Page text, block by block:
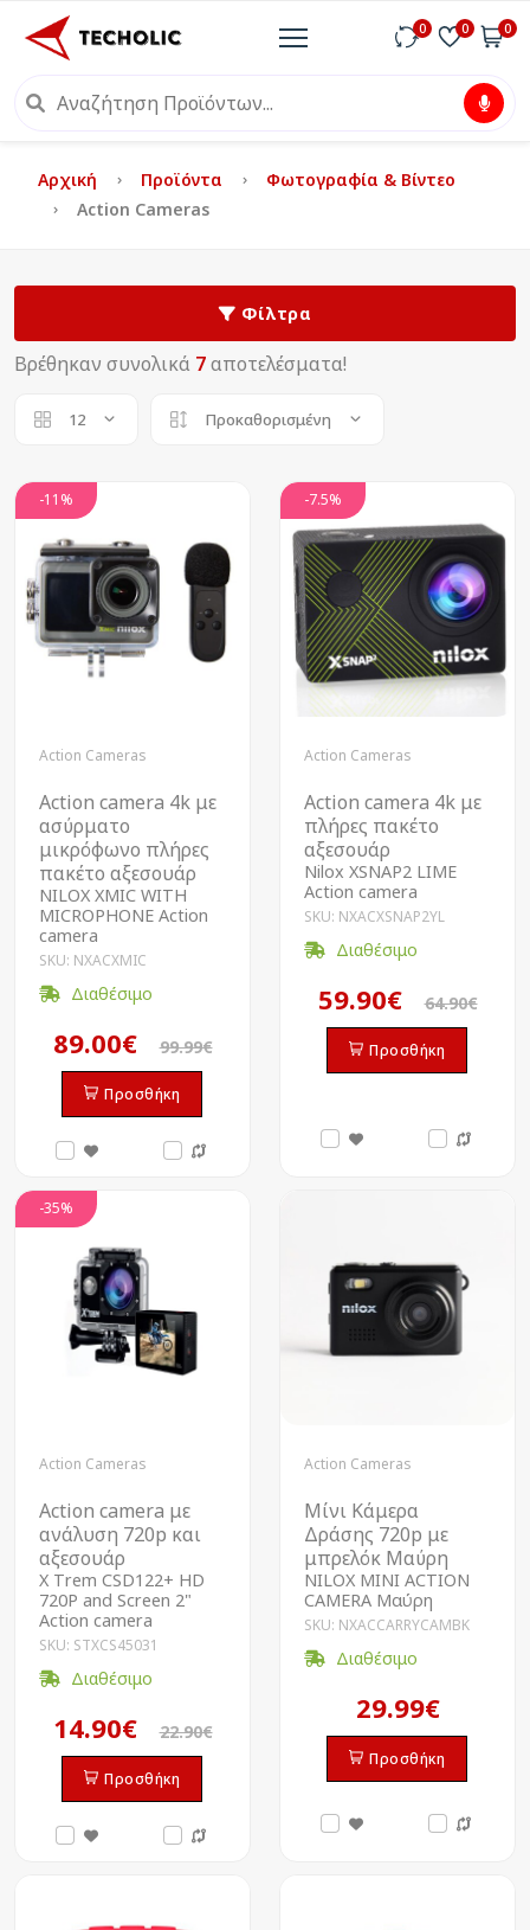
0 0 0
Αρχική Προϊόντα
Φωτογραφία & Βίντεο
Action Cameras
Φίλτρα
Βρέθηκαν συνολικά 7αποτελέσματα!
12 Προκαθορισμένη
-11%
Action Cameras
Action camera 4k με
ασύρματο
μικρόφωνο πλήρες
πακέτο αξεσουάρ
NILOX XMIC WITH
MICROPHONE Action
camera
SKU: NXACXMIC
Διαθέσιμο
89.00€ 99.99€
Προσθήκη
-7.5%
Action Cameras
Action camera 4k με
πλήρες πακέτο
αξεσουάρ
Nilox XSNAP2 LIME
Action camera
SKU: NXACXSNAP2YL
Διαθέσιμο
59.90€ 64.90€
Προσθήκη
-35%
Action Cameras
Action camera με
ανάλυση 720p και
αξεσουάρ
X Τrem CSD122+ HD
720P and Screen 2"
Action camera
SKU: STXCS45031
Διαθέσιμο
14.90€ 22.90€
Προσθήκη
Action Cameras
Μίνι Κάμερα
Δράσης 720p με
μπρελόκ Μαύρη
NILOX MINI ACTION
CAMERA Μαύρη
SKU: NXACCARRYCAMBK
Διαθέσιμο
29.99€
Προσθήκη